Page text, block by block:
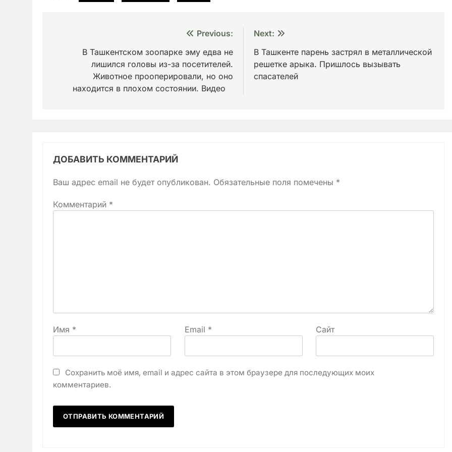
записям
Previous:
В Ташкентском зоопарке эму едва не
лишился головы из-за посетителей.
Животное прооперировали, но оно
находится в плохом состоянии. Видео
Next:
В Ташкенте парень застрял в металлической
решетке арыка. Пришлось вызывать
спасателей
ДОБАВИТЬ КОММЕНТАРИЙ
Ваш адрес email не будет опубликован. Обязательные поля помечены *
Комментарий *
Имя * Email * Сайт
Сохранить моё имя, email и адрес сайта в этом браузере для последующих моих
комментариев.